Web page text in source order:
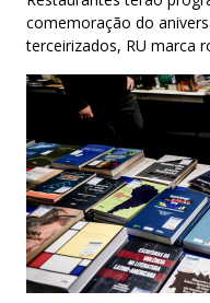
comemoração do
terceirizados, RU marca